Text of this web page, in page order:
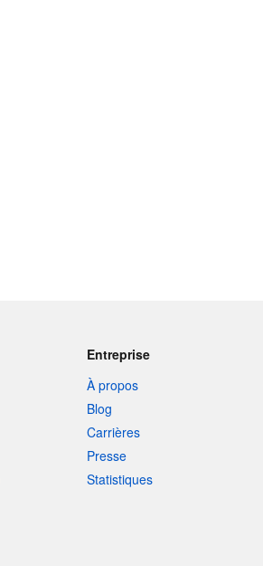
Entreprise
À propos
Blog
Carrières
Presse
Statistiques